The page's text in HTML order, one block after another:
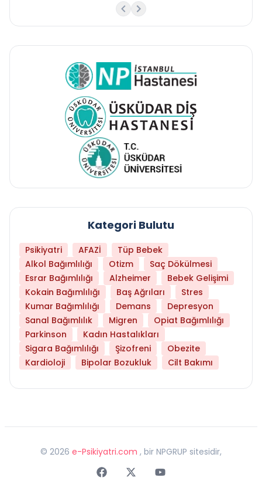
Kategori Bulutu
Psikiyatri AFAZİ
Tüp Bebek
Alkol Bağımlılığı
Otizm
Saç Dökülmesi
Esrar Bağımlılığı
Alzheimer
Bebek Gelişimi
Kokain Bağımlılığı
Baş Ağrıları
Stres
Kumar Bağımlılığı
Demans
Depresyon
Sanal Bağımlılık
Migren
Opiat Bağımlılığı
Parkinson
Kadın Hastalıkları
Sigara Bağımlılığı
Şizofreni
Obezite
Kardioloji
Bipolar Bozukluk Cilt Bakımı
© 2026 e-Psikiyatri.com , bir NPGRUP sitesidir,